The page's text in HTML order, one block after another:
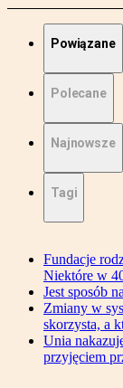
Powiązane
Polecane
Najnowsze
Tagi
Fundacje
Niektóre w
Jest sposób
Zmiany w
skorzysta, a
Unia
przyjęciem